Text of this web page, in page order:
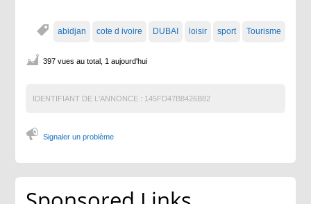
abidjan cote d ivoire DUBAI loisir sport Tourisme
397 vues au total, 1 aujourd'hui
IDENTIFIANT DE L'ANNONCE : 145FD47B8426B82
Signaler un problème